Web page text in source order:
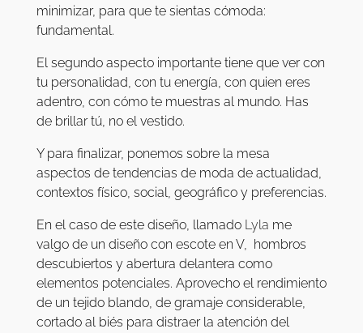
minimizar, para que te sientas cómoda:
fundamental.
El segundo aspecto importante tiene que ver con
tu personalidad, con tu energía, con quien eres
adentro, con cómo te muestras al mundo. Has
de brillar tú, no el vestido.
Y para finalizar, ponemos sobre la mesa
aspectos de tendencias de moda de actualidad,
contextos físico, social, geográfico y preferencias.
En el caso de este diseño, llamado Lyla me
valgo de un diseño con escote en V, hombros
descubiertos y abertura delantera como
elementos potenciales. Aprovecho el rendimiento
de un tejido blando, de gramaje considerable,
cortado al biés para distraer la atención del